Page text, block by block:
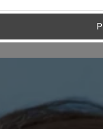
Būkite